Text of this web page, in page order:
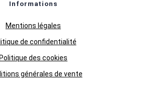
Informations
Mentions légales
de confidentialité
Politique des cookies
générales de vente